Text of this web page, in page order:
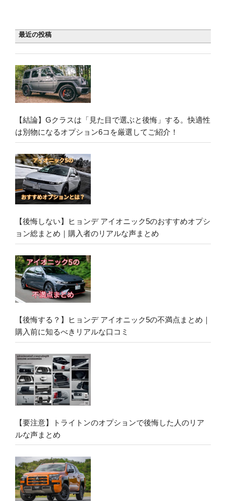
最近の投稿
【結論】Gクラスは「見た目で選ぶと後悔」する。快適性
は別物になるオプション6コを厳選してご紹介！
【後悔しない】ヒョンデ アイオニック5のおすすめオプシ
ョン総まとめ｜購入者のリアルな声まとめ
【後悔する？】ヒョンデ アイオニック5の不満点まとめ｜
購入前に知るべきリアルな口コミ
【要注意】トライトンのオプションで後悔した人のリア
ルな声まとめ